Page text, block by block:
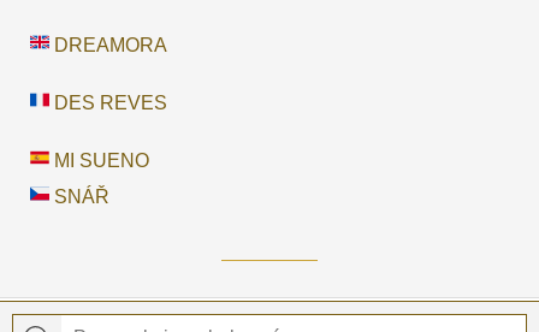
DREAMORA
DES REVES
MI SUENO
SNÁŘ